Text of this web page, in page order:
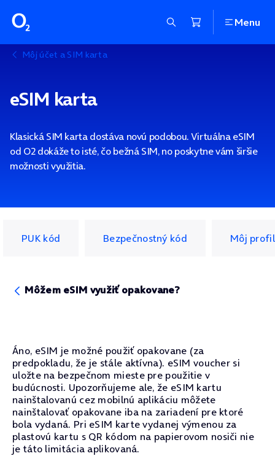
Menu
Môj účet a SIM karta
eSIM karta
Klasická SIM karta dostáva novú podobou. Virtuálna eSIM
od O2 dokáže to isté, čo bežná SIM, no poskytne vám širšie
možnosti využitia.
PUK kód Bezpečnostný kód Môj profil
Môžem eSIM využiť opakovane?
Áno, eSIM je možné použiť opakovane (za
predpokladu, že je stále aktívna). eSIM voucher si
uložte na bezpečnom mieste pre použitie v
budúcnosti. Upozorňujeme ale, že eSIM kartu
nainštalovanú cez mobilnú aplikáciu môžete
nainštalovať opakovane iba na zariadení pre ktoré
bola vydaná. Pri eSIM karte vydanej výmenou za
plastovú kartu s QR kódom na papierovom nosiči nie
je táto limitácia aplikovaná.